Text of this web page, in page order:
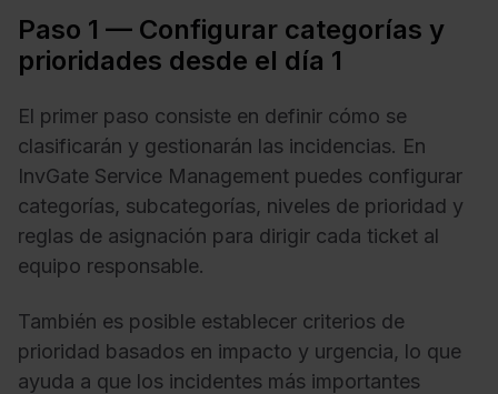
Paso 1 — Configurar categorías y
prioridades desde el día 1
El primer paso consiste en definir cómo se
clasificarán y gestionarán las incidencias. En
InvGate Service Management puedes configurar
categorías, subcategorías, niveles de prioridad y
reglas de asignación para dirigir cada ticket al
equipo responsable.
También es posible establecer criterios de
prioridad basados en impacto y urgencia, lo que
ayuda a que los incidentes más importantes